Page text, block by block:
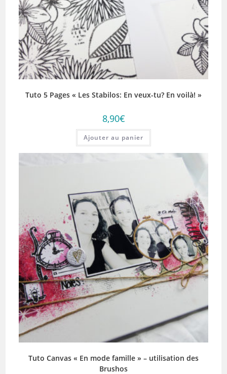
Tuto 5 Pages « Les Stabilos: En veux-tu? En voilà! »
8,90€
Ajouter au panier
Tuto Canvas « En mode famille » – utilisation des
Brushos